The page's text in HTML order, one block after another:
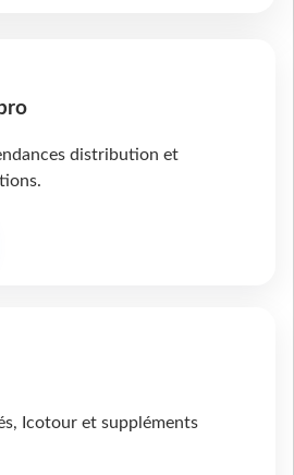
distribution et
Icotour et suppléments